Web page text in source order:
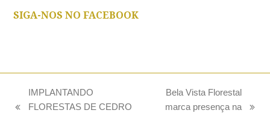
SIGA-NOS NO FACEBOOK
IMPLANTANDO
FLORESTAS DE CEDRO
Bela Vista Florestal
marca presença na